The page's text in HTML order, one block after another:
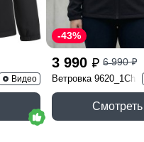
Видео
3 990 p 6 990p
-43%
Ветровка 9620_1Ch
Смотреть